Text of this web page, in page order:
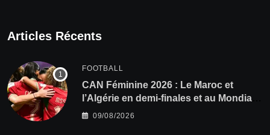
Articles Récents
FOOTBALL
CAN Féminine 2026 : Le Maroc et
l’Algérie en demi-finales et au Mondial
2027 !
09/08/2026